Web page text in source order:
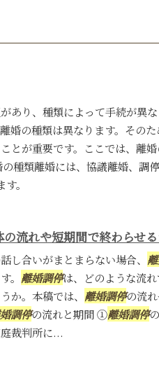
あり、種類によって手続が異
婚の種類は異なります。その
とが重要です。ここでは、離
種類離婚には、協議離婚、調
。
流れや短期間で終わらせ
し合いがまとまらない場合、
。 離婚調停は、どのような流
か。本稿では、 離婚調停の流
調停の流れと期間 ①離婚調停
裁判所に...